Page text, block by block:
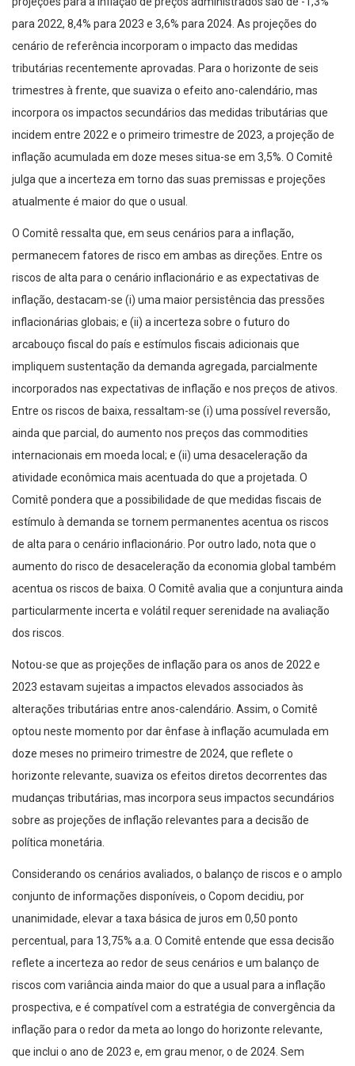
para 2022, 8,4% para 2023 e 3,6% para 2024. As projeções do
cenário de referência incorporam o impacto das medidas
tributárias recentemente aprovadas. Para o horizonte de seis
trimestres à frente, que suaviza o efeito ano-calendário, mas
incorpora os impactos secundários das medidas tributárias que
incidem entre 2022 e o primeiro trimestre de 2023, a projeção de
inflação acumulada em doze meses situa-se em 3,5%. O Comitê
julga que a incerteza em torno das suas premissas e projeções
atualmente é maior do que o usual.
O Comitê ressalta que, em seus cenários para a inflação,
permanecem fatores de risco em ambas as direções. Entre os
riscos de alta para o cenário inflacionário e as expectativas de
inflação, destacam-se (i) uma maior persistência das pressões
inflacionárias globais; e (ii) a incerteza sobre o futuro do
arcabouço fiscal do país e estímulos fiscais adicionais que
impliquem sustentação da demanda agregada, parcialmente
incorporados nas expectativas de inflação e nos preços de ativos.
Entre os riscos de baixa, ressaltam-se (i) uma possível reversão,
ainda que parcial, do aumento nos preços das commodities
internacionais em moeda local; e (ii) uma desaceleração da
atividade econômica mais acentuada do que a projetada. O
Comitê pondera que a possibilidade de que medidas fiscais de
estímulo à demanda se tornem permanentes acentua os riscos
de alta para o cenário inflacionário. Por outro lado, nota que o
aumento do risco de desaceleração da economia global também
acentua os riscos de baixa. O Comitê avalia que a conjuntura ainda
particularmente incerta e volátil requer serenidade na avaliação
dos riscos.
Notou-se que as projeções de inflação para os anos de 2022 e
2023 estavam sujeitas a impactos elevados associados às
alterações tributárias entre anos-calendário. Assim, o Comitê
optou neste momento por dar ênfase à inflação acumulada em
doze meses no primeiro trimestre de 2024, que reflete o
horizonte relevante, suaviza os efeitos diretos decorrentes das
mudanças tributárias, mas incorpora seus impactos secundários
sobre as projeções de inflação relevantes para a decisão de
política monetária.
Considerando os cenários avaliados, o balanço de riscos e o amplo
conjunto de informações disponíveis, o Copom decidiu, por
unanimidade, elevar a taxa básica de juros em 0,50 ponto
percentual, para 13,75% a.a. O Comitê entende que essa decisão
reflete a incerteza ao redor de seus cenários e um balanço de
riscos com variância ainda maior do que a usual para a inflação
prospectiva, e é compatível com a estratégia de convergência da
inflação para o redor da meta ao longo do horizonte relevante,
que inclui o ano de 2023 e, em grau menor, o de 2024. Sem